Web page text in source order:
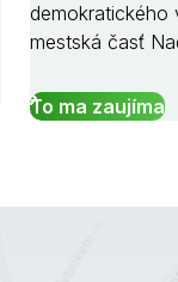
demokratického
mestská časť
To ma zaujíma